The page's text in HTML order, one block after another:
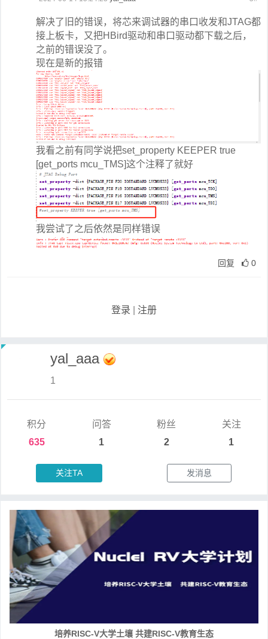
解决了旧的错误，将芯来调试器的串口收发和JTAG都
接上板卡，又把HBird驱动和串口驱动都下载之后，
之前的错误没了。
现在是新的报错
我看之前有同学说把set_property KEEPER true
[get_ports mcu_TMS]这个注释了就好
我尝试了之后依然是同样错误
回复 0
登录 注册
yal_aaa
1
积分
635
问答
1
粉丝
2
关注
1
关注TA 发消息
RISC-V处理器设计系列课程